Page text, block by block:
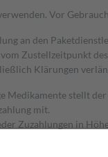
Vor
an den
Zustellzeitpunkt
Klärungen
Medikamente stellt
mit.
Zuzahlungen in
auch für Online-